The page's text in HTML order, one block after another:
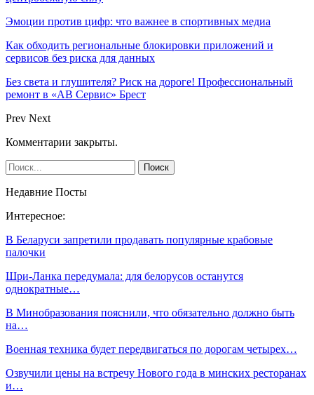
Эмоции против цифр: что важнее в спортивных медиа
Как обходить региональные блокировки приложений и
сервисов без риска для данных
Без света и глушителя? Риск на дороге! Профессиональный
ремонт в «АВ Сервис» Брест
Prev Next
Комментарии закрыты.
Недавние Посты
Интересное:
В Беларуси запретили продавать популярные крабовые
палочки
Шри-Ланка передумала: для белорусов останутся
однократные…
В Минобразования пояснили, что обязательно должно быть
на…
Военная техника будет передвигаться по дорогам четырех…
Озвучили цены на встречу Нового года в минских ресторанах
и…